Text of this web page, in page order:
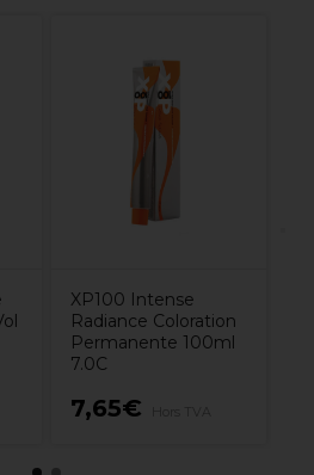
XP100 Intense
Radiance Coloration
Permanente 100ml
7.0C
7,65€